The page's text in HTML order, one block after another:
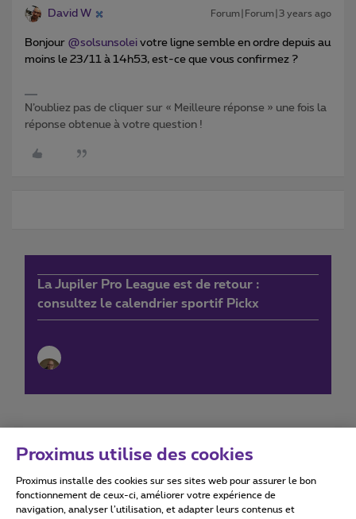
David W Forum|Forum|3 years ago
Bonjour @solsunsolei votre ligne semble en ordre depuis au
moins le 23/11 à 14h53, est-ce que vous confirmez ?
N’oubliez pas de cliquer sur « Meilleure réponse » une fois la
réponse obtenue à votre question !
La Jupiler Pro League est de retour :
consultez le calendrier sportif Pickx
Conditions d'utilisation Accessibility statement
Proximus utilise des cookies
Proximus installe des cookies sur ses sites web pour assurer le bon
fonctionnement de ceux-ci, améliorer votre expérience de
navigation, analyser l’utilisation, et adapter leurs contenus et